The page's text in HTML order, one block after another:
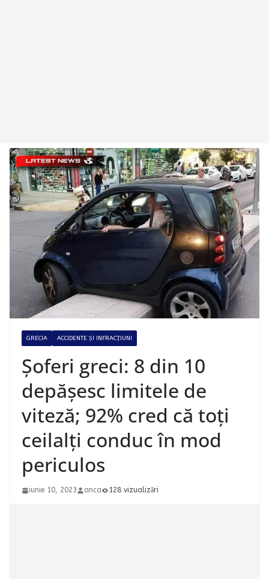
GRECIA ACCIDENTE ȘI INFRACȚIUNI
Șoferi greci: 8 din 10
depășesc limitele de
viteză; 92% cred că toți
ceilalți conduc în mod
periculos
iunie 10, 2023 anca 128 vizualizări